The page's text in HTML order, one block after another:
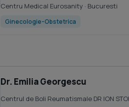
Centru Medical Eurosanity · Bucuresti
Ginecologie-Obstetrica
Dr. Emilia Georgescu
Centrul de Boli Reumatismale DR ION